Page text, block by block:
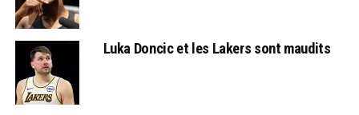
Luka Doncic et les Lakers sont maudits